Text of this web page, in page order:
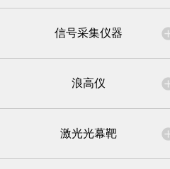
信号采集仪器
浪高仪
激光光幕靶